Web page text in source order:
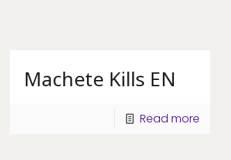
Machete Kills EN
Read more